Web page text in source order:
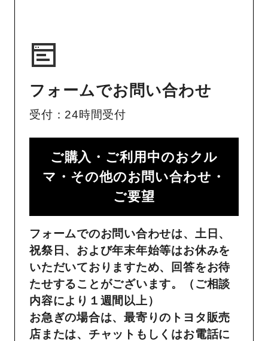
フォームでお問い合わせ
受付：24時間受付
ご購入・ご利用中のおクル
マ・その他のお問い合わせ・
ご要望​
フォームでのお問い合わせは、土日、
祝祭日、および年末年始等はお休みを
いただいておりますため、回答をお待
たせすることがございます。（ご相談
内容により１週間以上）
お急ぎの場合は、最寄りのトヨタ販売
店または、チャットもしくはお電話に